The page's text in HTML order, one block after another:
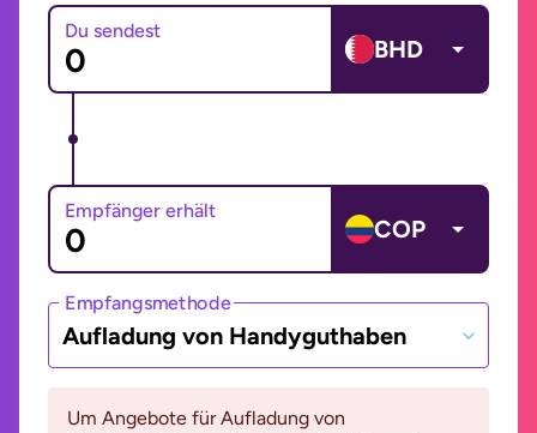
Du sendest
BHD
Empfänger erhält
COP
Empfangsmethode
Aufladung von Handyguthaben
Um Angebote für Aufladung von